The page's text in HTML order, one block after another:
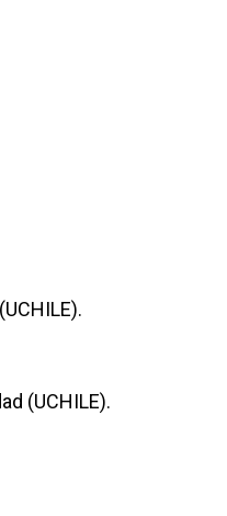
(UCHILE).